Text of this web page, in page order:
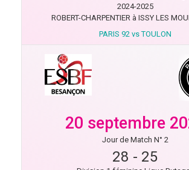
2024-2025
ROBERT-CHARPENTIER à ISSY LES
PARIS 92 vs TOULON
20 septembre
Jour de Match N° 2
28 - 25